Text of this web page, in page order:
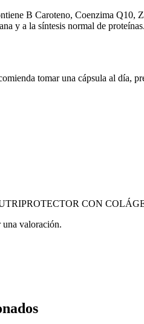
B Caroteno, Coenzima
y a la síntesis normal de
tomar una cápsula al día,
CON
valoración.